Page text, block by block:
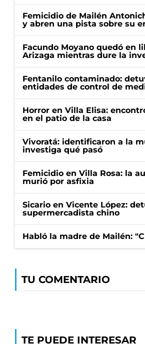
Femicidio de Mailén
y abren una pista sobre su
Facundo Moyano quedó en
Arizaga mientras dure la
Fentanilo contaminado:
entidades de control de
Horror en Villa Elisa:
en el patio de la casa
Vivoratá: identificaron a la
investiga qué pasó
Femicidio en Villa Rosa: la
murió por asfixia
Sicario en Vicente López:
supermercadista chino
Habló la madre de Mailén:
TU COMENTARIO
TE PUEDE INTERESAR